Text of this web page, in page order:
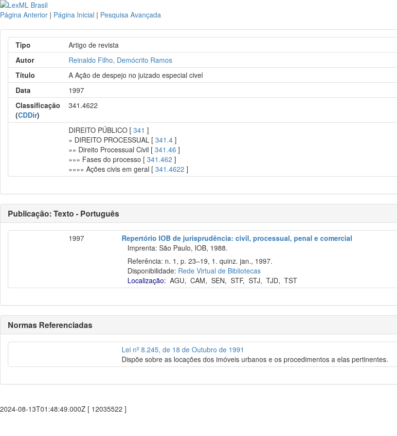
Página Anterior | Página Inicial | Pesquisa Avançada
Tipo
Artigo de revista
Autor
Reinaldo Filho, Demócrito Ramos
Título
A Ação de despejo no juizado especial civel
Data
1997
Classificação
(CDDir)
341.4622
DIREITO PÚBLICO [341 ]
» DIREITO PROCESSUAL [341.4 ]
»» Direito Processual Civil [341.46 ]
»»» Fases do processo [341.462 ]
»»»» Ações civis em geral [341.4622 ]
Publicação: Texto - Português
1997
Repertório IOB de jurisprudência: civil, processual, penal e comercial
Imprenta: São Paulo, IOB, 1988.
Referência: n. 1, p. 23–19, 1. quinz. jan., 1997.
Disponibilidade: Rede Virtual de Bibliotecas
Localização: AGU,CAM,SEN,STF,STJ,TJD,TST
Normas Referenciadas
Lei nº 8.245, de 18 de Outubro de 1991
Dispõe sobre as locações dos imóveis urbanos e os procedimentos a elas pertinentes.
2024-08-13T01:48:49.000Z [ 12035522 ]